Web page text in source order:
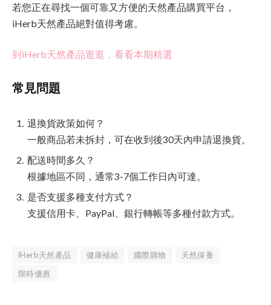
若您正在尋找一個可靠又方便的天然產品購買平台，
iHerb天然產品絕對值得考慮。
到iHerb天然產品逛逛，看看本期精選
常見問題
退換貨政策如何？
一般商品若未拆封，可在收到後30天內申請退換貨。
配送時間多久？
根據地區不同，通常3-7個工作日內可達。
是否支援多種支付方式？
支援信用卡、PayPal、銀行轉帳等多種付款方式。
iHerb天然產品 健康補給 國際購物
天然保養
限時優惠